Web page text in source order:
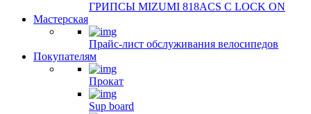
ГРИПСЫ MIZUMI 818ACS С LOCK ON
Мастерская
Прайс-лист обслуживания велосипедов
Покупателям
Прокат
Sup board